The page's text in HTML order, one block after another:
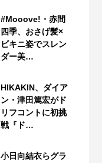
#Mooove!・赤間
四季、おさげ髪×
ビキニ姿でスレン
ダー美…
HIKAKIN、ダイア
ン・津田篤宏がド
リフコントに初挑
戦『ド…
小日向結衣らグラ